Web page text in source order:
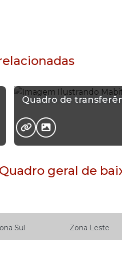
Quadro de
geral de
Sul Zona Leste